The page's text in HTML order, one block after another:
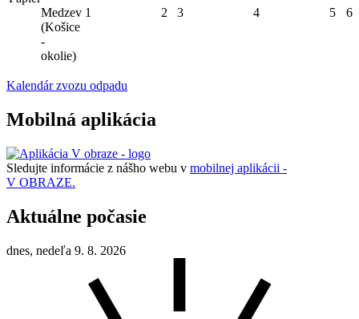
Medzev
(Košice
-
okolie)
1 2 3 4 5 6
Kalendár zvozu odpadu
Mobilná aplikácia
Sledujte informácie z nášho webu v mobilnej aplikácii -
V OBRAZE.
Aktuálne počasie
dnes, nedeľa 9. 8. 2026